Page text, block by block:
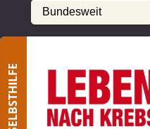
SELBSTHILFE